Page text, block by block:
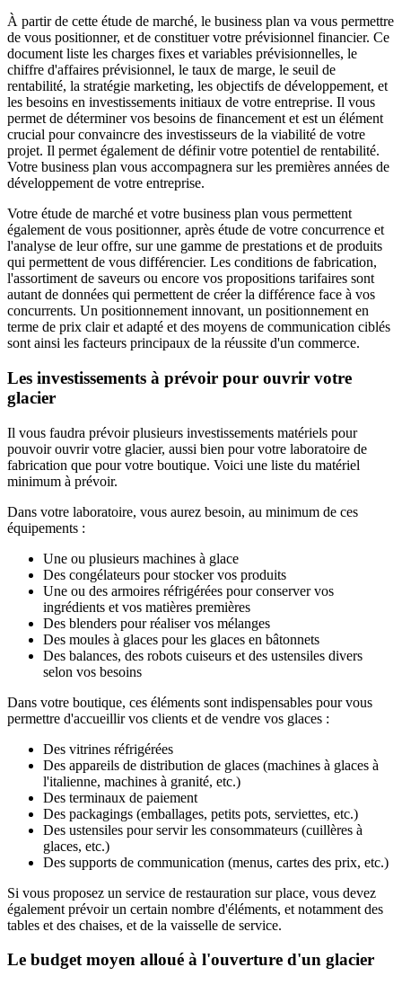
À partir de cette étude de marché, le business plan va vous permettre
de vous positionner, et de constituer votre prévisionnel financier. Ce
document liste les charges fixes et variables prévisionnelles, le
chiffre d'affaires prévisionnel, le taux de marge, le seuil de
rentabilité, la stratégie marketing, les objectifs de développement, et
les besoins en investissements initiaux de votre entreprise. Il vous
permet de déterminer vos besoins de financement et est un élément
crucial pour convaincre des investisseurs de la viabilité de votre
projet. Il permet également de définir votre potentiel de rentabilité.
Votre business plan vous accompagnera sur les premières années de
développement de votre entreprise.
Votre étude de marché et votre business plan vous permettent
également de vous positionner, après étude de votre concurrence et
l'analyse de leur offre, sur une gamme de prestations et de produits
qui permettent de vous différencier. Les conditions de fabrication,
l'assortiment de saveurs ou encore vos propositions tarifaires sont
autant de données qui permettent de créer la différence face à vos
concurrents. Un positionnement innovant, un positionnement en
terme de prix clair et adapté et des moyens de communication ciblés
sont ainsi les facteurs principaux de la réussite d'un commerce.
Les investissements à prévoir pour ouvrir votre
glacier
Il vous faudra prévoir plusieurs investissements matériels pour
pouvoir ouvrir votre glacier, aussi bien pour votre laboratoire de
fabrication que pour votre boutique. Voici une liste du matériel
minimum à prévoir.
Dans votre laboratoire, vous aurez besoin, au minimum de ces
équipements :
Une ou plusieurs machines à glace
Des congélateurs pour stocker vos produits
Une ou des armoires réfrigérées pour conserver vos
ingrédients et vos matières premières
Des blenders pour réaliser vos mélanges
Des moules à glaces pour les glaces en bâtonnets
Des balances, des robots cuiseurs et des ustensiles divers
selon vos besoins
Dans votre boutique, ces éléments sont indispensables pour vous
permettre d'accueillir vos clients et de vendre vos glaces :
Des vitrines réfrigérées
Des appareils de distribution de glaces (machines à glaces à
l'italienne, machines à granité, etc.)
Des terminaux de paiement
Des packagings (emballages, petits pots, serviettes, etc.)
Des ustensiles pour servir les consommateurs (cuillères à
glaces, etc.)
Des supports de communication (menus, cartes des prix, etc.)
Si vous proposez un service de restauration sur place, vous devez
également prévoir un certain nombre d'éléments, et notamment des
tables et des chaises, et de la vaisselle de service.
Le budget moyen alloué à l'ouverture d'un glacier